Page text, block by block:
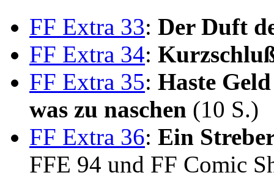
FF Extra 33: Der Duft
FF Extra 34:
FF Extra 35: Haste
was zu naschen (10 S.)
FF Extra 36: Ein
FFE 94 und FF Comic